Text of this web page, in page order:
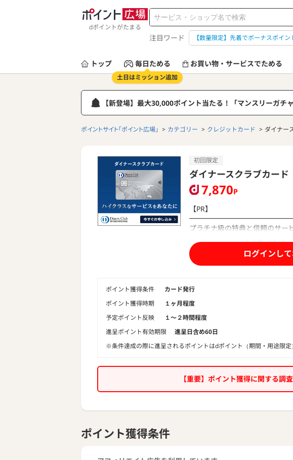
dポイントがたまる
注目ワード 【数量限定】先着でボーナスポイン
トップ 毎日ためる
土日はミッション追加
お買い物・サービスでためる
【新登場】最大30,000ポイント当たる！「マンスリーガチ
ポイントサイト「ポイント広場」 カテゴリー クレジットカード ダイナー
初回限定
ダイナースクラブカード
7,870P
【PR】
プラチナ級の特典と信頼のサー
┌─┐
｜１｜カードは一律の利用限度
━━
信頼を第一優先とするダイナー
一律の利用制限がありません。
｜２｜エグゼクティブ ダイニング
「おもてなし」を表わす特別な
｜３｜最高1億円の海外・国内
ログインし
ポイント獲得条件
カード発行
ポイント獲得時期
１ヶ月程度
予定ポイント反映
１〜２時間程度
進呈ポイント有効期限
進呈日含め60日
※条件達成の際に進呈されるポイントはdポイント（期間・用途限定
【重要】ポイント獲得に関する調
ポイント獲得条件